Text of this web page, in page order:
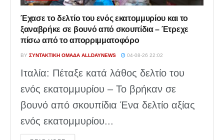
Έχασε το δελτίο του ενός εκατομμυρίου και το
ξαναβρήκε σε βουνό από σκουπίδια – Έτρεχε
πίσω από το απορριμματοφόρο
BY ΣΥΝΤΑΚΤΙΚΉ ΟΜΆΔΑ ALLDAYNEWS 04-08-26 22:02
Ιταλία: Πέταξε κατά λάθος δελτίο του
ενός εκατομμυρίου – Το βρήκαν σε
βουνό από σκουπίδια Ένα δελτίο αξίας
ενός εκατομμυρίου...